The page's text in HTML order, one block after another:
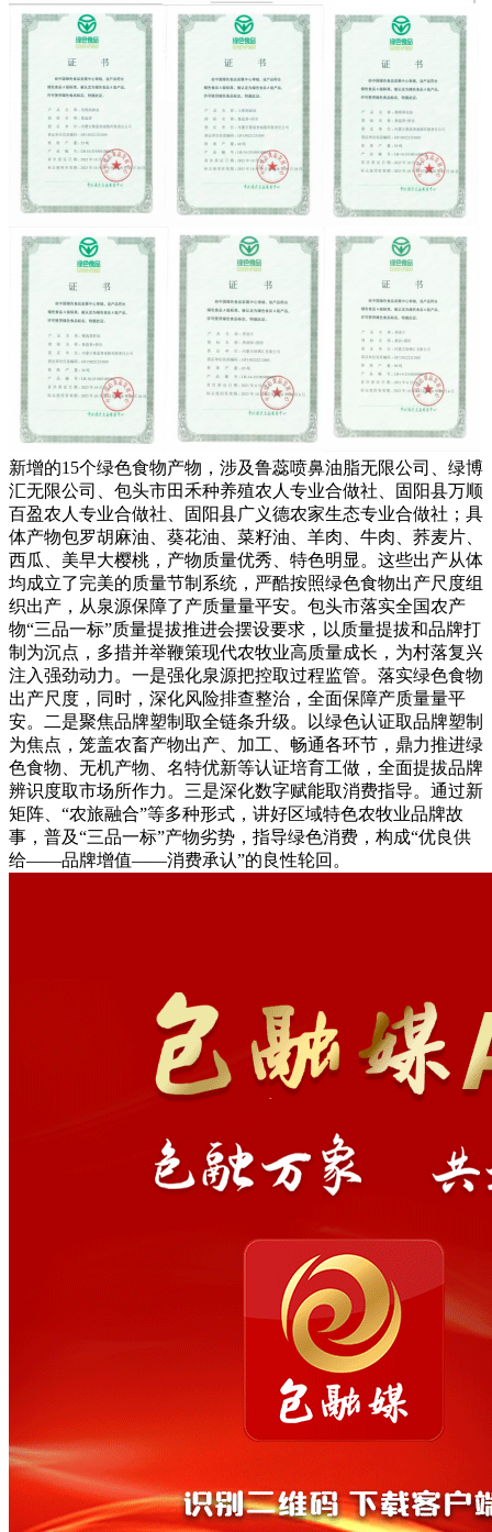
新增的15个绿色食物产物，涉及鲁蕊喷鼻油脂无限公司、绿博
汇无限公司、包头市田禾种养殖农人专业合做社、固阳县万顺
百盈农人专业合做社、固阳县广义德农家生态专业合做社；具
体产物包罗胡麻油、葵花油、菜籽油、羊肉、牛肉、荞麦片、
西瓜、美早大樱桃，产物质量优秀、特色明显。这些出产从体
均成立了完美的质量节制系统，严酷按照绿色食物出产尺度组
织出产，从泉源保障了产质量量平安。包头市落实全国农产
物“三品一标”质量提拔推进会摆设要求，以质量提拔和品牌打
制为沉点，多措并举鞭策现代农牧业高质量成长，为村落复兴
注入强劲动力。一是强化泉源把控取过程监管。落实绿色食物
出产尺度，同时，深化风险排查整治，全面保障产质量量平
安。二是聚焦品牌塑制取全链条升级。以绿色认证取品牌塑制
为焦点，笼盖农畜产物出产、加工、畅通各环节，鼎力推进绿
色食物、无机产物、名特优新等认证培育工做，全面提拔品牌
辨识度取市场所作力。三是深化数字赋能取消费指导。通过新
矩阵、“农旅融合”等多种形式，讲好区域特色农牧业品牌故
事，普及“三品一标”产物劣势，指导绿色消费，构成“优良供
给——品牌增值——消费承认”的良性轮回。